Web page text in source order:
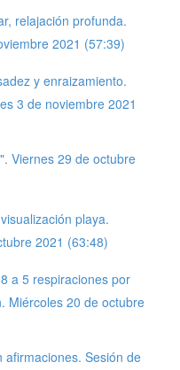
relajación profunda.
2021 (57:39)
y enraizamiento.
3 de noviembre 2021
Viernes 29 de octubre
playa.
2021 (63:48)
a 5 respiraciones por
Miércoles 20 de octubre
afirmaciones. Sesión de